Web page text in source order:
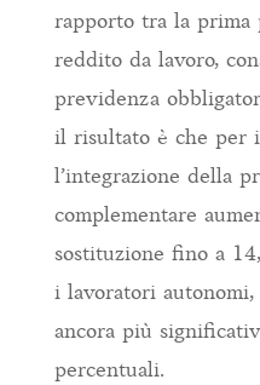
rapporto tra la prima
reddito da lavoro,
previdenza
il risultato è che per
l’integrazione della
complementare
sostituzione fino a
i lavoratori
ancora più
percentuali.